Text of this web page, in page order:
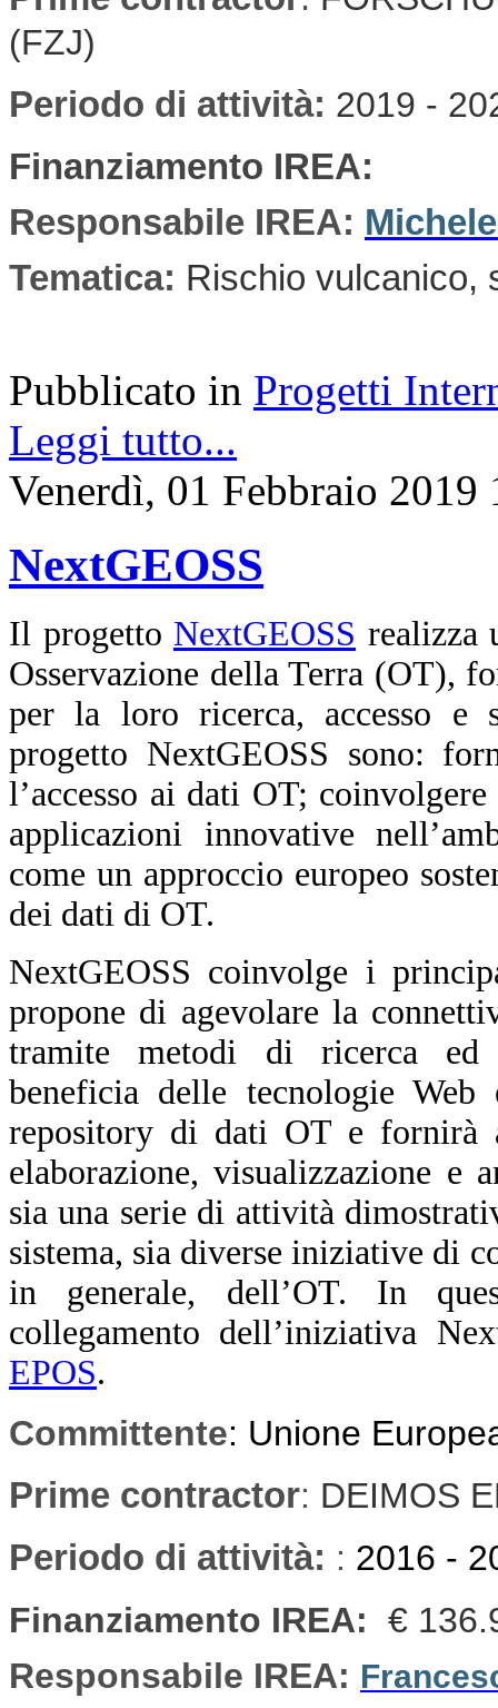
(FZJ)
Periodo di attività: 2019 -
Finanziamento IREA:
Responsabile IREA:
Tematica: Rischio vulcanico,
Pubblicato in Progetti
Leggi tutto...
Venerdì, 01 Febbraio 2019
NextGEOSS
Il progetto NextGEOSS realizza
Osservazione della Terra (OT),
per la loro ricerca, accesso e
progetto NextGEOSS sono:
l’accesso ai dati OT;
applicazioni innovative
come un approccio europeo
dei dati di OT.
NextGEOSS coinvolge i
propone di agevolare la
tramite metodi di ricerca ed
beneficia delle tecnologie
repository di dati OT e fornirà
elaborazione, visualizzazione e
sia una serie di attività
sistema, sia diverse iniziative di
in generale, dell’OT. In
collegamento dell’iniziativa
EPOS.
Committente: Unione
Prime contractor: DEIMOS
Periodo di attività: : 2016 -
Finanziamento IREA: €
Responsabile IREA: